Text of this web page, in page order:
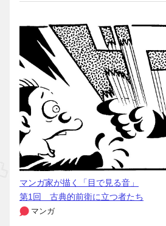
マンガ家が描く「目で見る音」
第1回 古典的前衛に立つ者たち
マンガ